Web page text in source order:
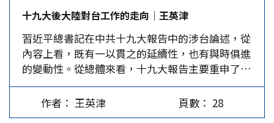
大，毫無意外，習近平連任總書記並續任國家主
席，具有合理性、合法性與妥當性。…
外，民進黨與大陸的對立出現「升級」，一是賴清
德提出「維護對未來權利選擇權決心不變」和「捍
衛區域的和平與安全決心不變」，二是蔡英文宣
布，11月初將出訪南太平洋，展開「尋親之旅」。
在台灣經濟競爭力快速下滑的背景下，民進黨刻意
彰顯「台灣與大陸敵對」的舉動令人思索，其一，
民進黨有什麼能力建構兩岸關係框架，帶領台灣經
濟的未來走向？其二，台灣政局會不會像安倍競選
十九大後大陸對台工作的走向｜王英津
習近平總書記在中共十九大報告中的涉台論述，從
內容上看，既有一以貫之的延續性，也有與時俱進
的變動性。從總體來看，十九大報告主要重申了大
陸對台政策的既有立場，並沒有發生根本性、方向
性的變化。 十九大報告涉台論述，體現了習近平
新時代對台工作重要思想的基本內容，是習近平新
作者： 王英津 頁數： 28